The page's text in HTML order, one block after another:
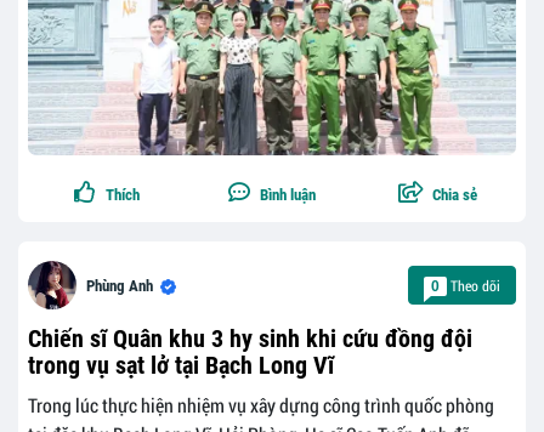
Thích Bình luận Chia sẻ
Phùng Anh 0 Theo dõi
Chiến sĩ Quân khu 3 hy sinh khi cứu đồng đội
trong vụ sạt lở tại Bạch Long Vĩ
Trong lúc thực hiện nhiệm vụ xây dựng công trình quốc phòng